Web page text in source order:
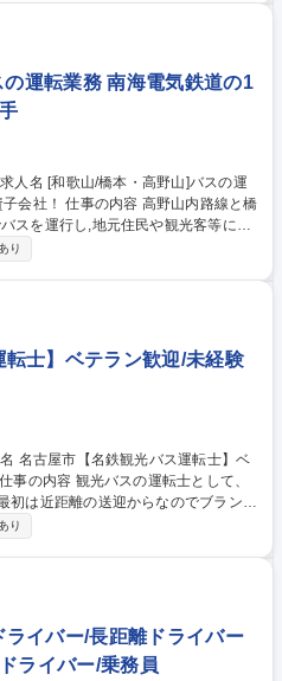
に対しては、運転手が納得いくまで
。社内では安全に対する講習会を開
く持ち続ける取り組みを強化してい
運転業務 南海電気鉄道の1
山内路線と橋
スを運行し,地元住民や観光客等にと
提供している当社にて,バスの運転手
運行の指示/運転手の疲労・健康状
り
士】ベテラン歓迎/未経験
初は近距離の送迎からなのでブランク
で、健康的に無理なく続けられま
に最短2週間で取得可能（費用会社
へと導きます。 【最新の安全設備】
全車導入。運転士の安全と身体への
最大級の規模を誇る、その安心感が
り
ライバー/長距離ドライバー
ライバー/乗務員